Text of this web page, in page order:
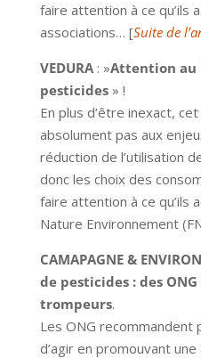
faire attention à ce qu’ils
associations… [Suite de
VEDURA: »Attention au
pesticides» !
En plus d’être inexact,
absolument pas aux
réduction de l’utilisation
donc les choix des
faire attention à ce qu’ils
Nature Environnement
CAMAPAGNE &
de pesticides : des
trompeurs.
Les ONG
d’agir en promouvant